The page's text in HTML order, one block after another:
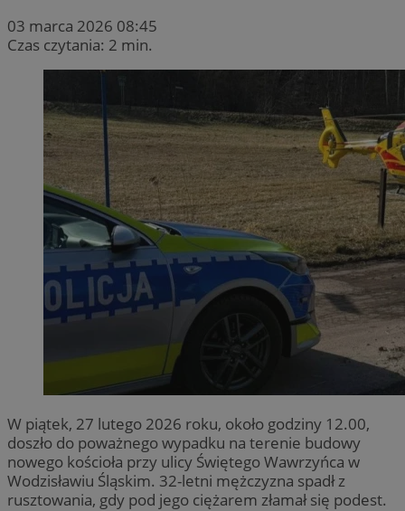
03 marca 2026 08:45
Czas czytania: 2 min.
W piątek, 27 lutego 2026 roku, około godziny 12.00,
doszło do poważnego wypadku na terenie budowy
nowego kościoła przy ulicy Świętego Wawrzyńca w
Wodzisławiu Śląskim. 32-letni mężczyzna spadł z
rusztowania, gdy pod jego ciężarem złamał się podest.